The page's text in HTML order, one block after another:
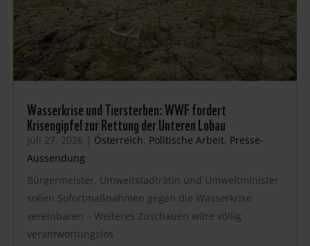
Wasserkrise und Tiersterben: WWF fordert
Krisengipfel zur Rettung der Unteren Lobau
Juli 27, 2026 | Österreich, Politische Arbeit, Presse-
Aussendung
Bürgermeister, Umweltstadträtin und Umweltminister
sollen Sofortmaßnahmen gegen die Wasserkrise
vereinbaren – Weiteres Zuschauen wäre völlig
verantwortungslos